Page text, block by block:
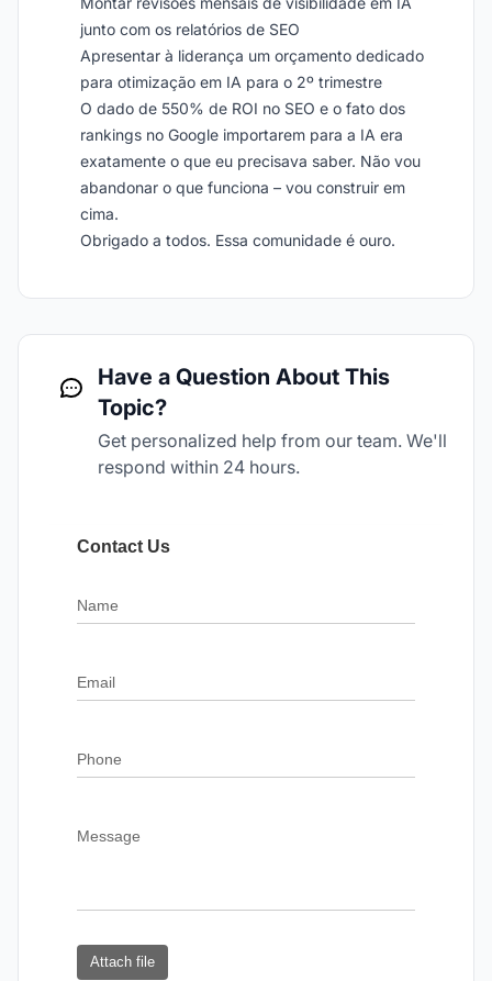
junto com os relatórios de SEO
Apresentar à liderança um orçamento dedicado
para otimização em IA para o 2º trimestre
O dado de 550% de ROI no SEO e o fato dos
rankings no Google importarem para a IA era
exatamente o que eu precisava saber. Não vou
abandonar o que funciona – vou construir em
cima.
Obrigado a todos. Essa comunidade é ouro.
Have a Question About This
Topic?
Get personalized help from our team. We'll
respond within 24 hours.